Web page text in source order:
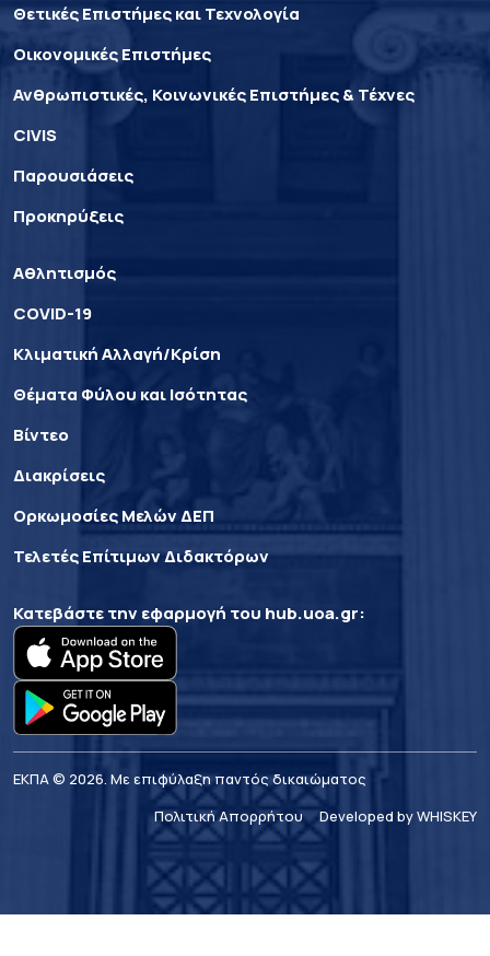
Θετικές Επιστήμες και Τεχνολογία
Οικονομικές Επιστήμες
Ανθρωπιστικές, Κοινωνικές Επιστήμες & Τέχνες
CIVIS
Παρουσιάσεις
Προκηρύξεις
Αθλητισμός
COVID-19
Κλιματική Αλλαγή/Κρίση
Θέματα Φύλου και Ισότητας
Βίντεο
Διακρίσεις
Ορκωμοσίες Μελών ΔΕΠ
Τελετές Επίτιμων Διδακτόρων
Κατεβάστε την εφαρμογή του hub.uoa.gr:
ΕΚΠΑ © 2026. Με επιφύλαξη παντός δικαιώματος
Πολιτική Απορρήτου
Developed by WHISKEY